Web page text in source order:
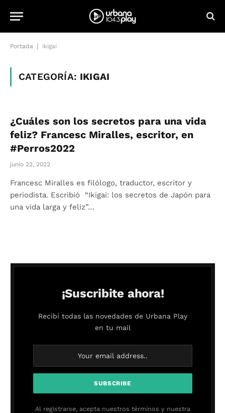
Portada ikigai
CATEGORÍA: IKIGAI
¿Cuáles son los secretos para una vida
feliz? Francesc Miralles, escritor, en
#Perros2022
junio 22, 2022
Francesc Miralles es filólogo, traductor, escritor y
periodista. Escribió “Ikigai: los secretos de Japón para
una vida larga y feliz”…
¡Suscribite ahora!
Recibí todas las novedades de Urbana Play
en tu mail
Al registrarse, acepta nuestros términos y nuestra